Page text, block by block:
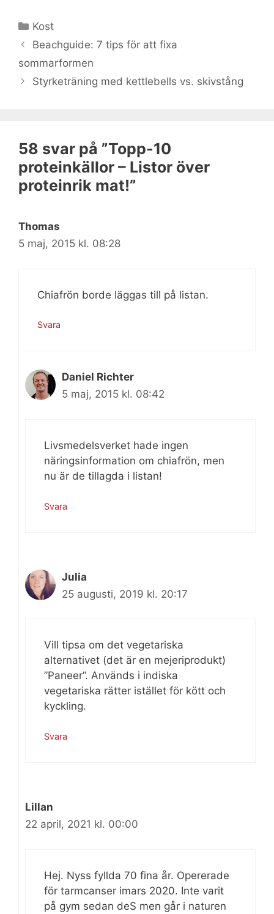
Kategorier
Kost
Beachguide: 7 tips för att fixa
sommarformen
Styrketräning med kettlebells vs. skivstång
58 svar på ”Topp-10
proteinkällor – Listor över
proteinrik mat!”
Thomas
5 maj, 2015 kl. 08:28
Chiafrön borde läggas till på listan.
Svara
Daniel Richter
5 maj, 2015 kl. 08:42
Livsmedelsverket hade ingen
näringsinformation om chiafrön, men
nu är de tillagda i listan!
Svara
Julia
25 augusti, 2019 kl. 20:17
Vill tipsa om det vegetariska
alternativet (det är en mejeriprodukt)
”Paneer”. Används i indiska
vegetariska rätter istället för kött och
kyckling.
Svara
Lillan
22 april, 2021 kl. 00:00
Hej. Nyss fyllda 70 fina år. Opererade
för tarmcanser imars 2020. Inte varit
på gym sedan deS men går i naturen